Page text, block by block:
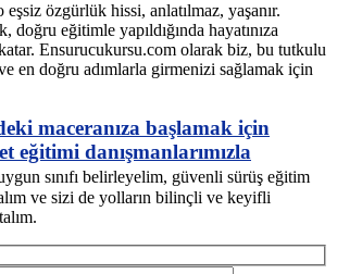
özgürlük hissi, anlatılmaz, yaşanır.
eğitimle yapıldığında hayatınıza
Ensurucukursu.com olarak biz, bu tutkulu
en doğru adımlarla girmenizi sağlamak için
maceranıza başlamak için
eğitimi danışmanlarımızla
sınıfı belirleyelim, güvenli sürüş eğitim
ve sizi de yolların bilinçli ve keyifli